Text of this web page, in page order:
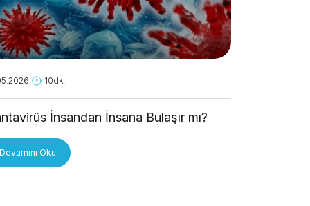
10dk.
İnsandan İnsana Bulaşır mı?
Devamını Oku